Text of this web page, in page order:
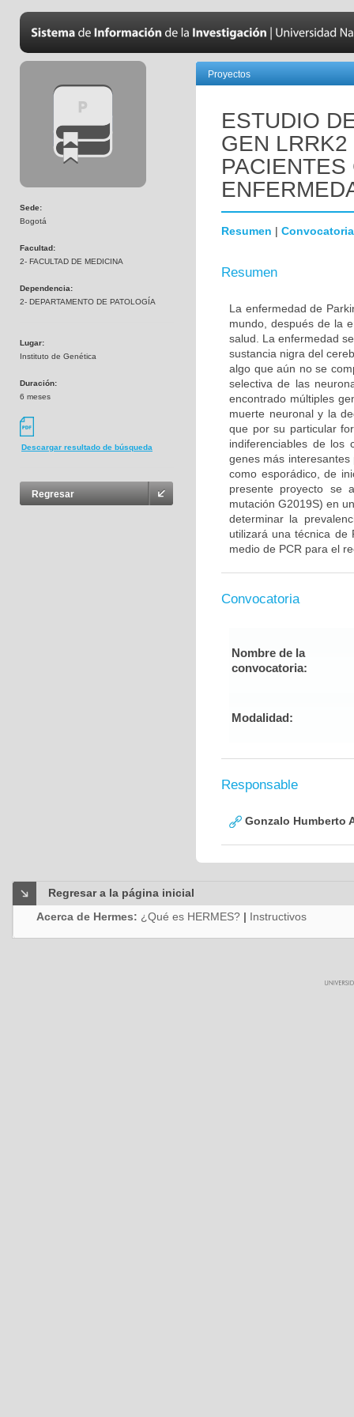
Sede:
Bogotá
Facultad:
2- FACULTAD DE MEDICINA
Dependencia:
2- DEPARTAMENTO DE PATOLOGÍA
Lugar:
Instituto de Genética
Duración:
6 meses
Descargar resultado de búsqueda
Regresar
Proyectos
ESTUDIO
GEN LRRK2
Resumen | Convocatoria
Resumen
La enfermedad de
mundo, después de la
salud. La enfermedad
sustancia nigra del
algo que aún no se
selectiva de las
encontrado múltiples
muerte neuronal y la
que por su particular
indiferenciables de los
genes más
como esporádico, de
presente proyecto se
mutación G2019S) en
determinar la
utilizará una técnica de
medio de PCR para el
Convocatoria
Nombre de la
convocatoria:
Modalidad:
Responsable
Gonzalo Humberto
Regresar a la página inicial
Acerca de Hermes: ¿Qué es HERMES? | Instructivos